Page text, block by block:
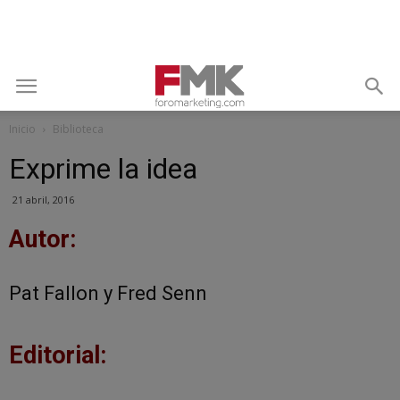
Inicio Biblioteca
Exprime la idea
21 abril, 2016
Autor:
Pat Fallon y Fred Senn
Editorial: